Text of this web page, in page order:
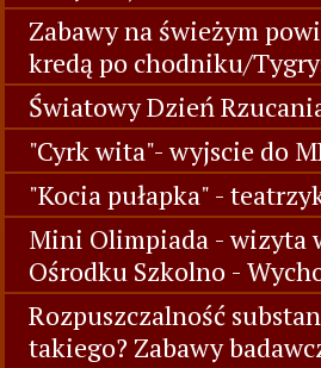
Zabawy na świeżym
kredą po chodniku/
Światowy Dzień
"Cyrk wita"- wyjscie do
"Kocia pułapka" -
Mini Olimpiada - wizyta
Ośrodku Szkolno -
Rozpuszczalność
takiego? Zabawy